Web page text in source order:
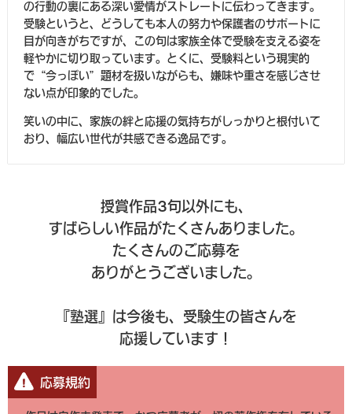
の行動の裏にある深い愛情がストレートに伝わってきます。
受験というと、どうしても本人の努力や保護者のサポートに
目が向きがちですが、この句は家族全体で受験を支える姿を
軽やかに切り取っています。とくに、受験料という現実的
で“今っぽい”題材を扱いながらも、嫌味や重さを感じさせ
ない点が印象的でした。
笑いの中に、家族の絆と応援の気持ちがしっかりと根付いて
おり、幅広い世代が共感できる逸品です。
授賞作品3句以外にも、
すばらしい作品がたくさんありました。
たくさんのご応募を
ありがとうございました。
『塾選』は今後も、受験生の皆さんを
応援しています！
応募規約